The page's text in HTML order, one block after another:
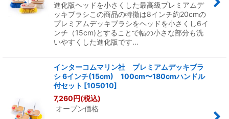
絞り込む
進化版ヘッドを小さくした最高級プレミアムデ
ッキブラシこの商品の特徴は8インチ約20cmの
プレミアムデッキブラシをヘッドを小さくし6イ
ンチ（15cm)とすることで幅の小さな部分も洗
いやすくした進化版です…
インターコムマリン社 プレミアムデッキブラ
シ 6インチ(15cm) 100cm〜180cmハンドル
付セット [105010]
7,260円(税込)
オープン価格